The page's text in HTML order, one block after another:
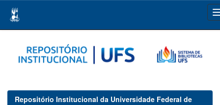
navigation
Repositório Institucional da Universidade Federal de